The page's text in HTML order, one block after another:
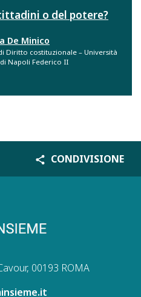
o del potere?
De Minico
Diritto costituzionale – Università
Napoli Federico II
CONDIVISIONE
00193 ROMA